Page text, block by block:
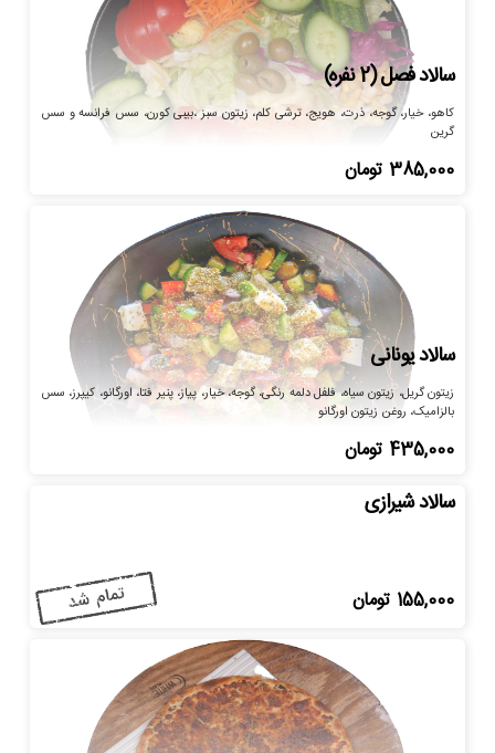
سالاد فصل (2 نفره)
کاهو، خیار، گوجه، ذرت، هویج، ترشی کلم، زیتون سبز ،بیبی کورن، سس فرانسه و سس
گرین
385,000 تومان
سالاد یونانی
زیتون گریل، زیتون سیاه، فلفل دلمه رنگی، گوجه، خیار، پیاز، پنیر فتا، اورگانو، کیپرز، سس
بالزامیک، روغن زیتون اورگانو
435,000 تومان
سالاد شیرازی
155,000 تومان